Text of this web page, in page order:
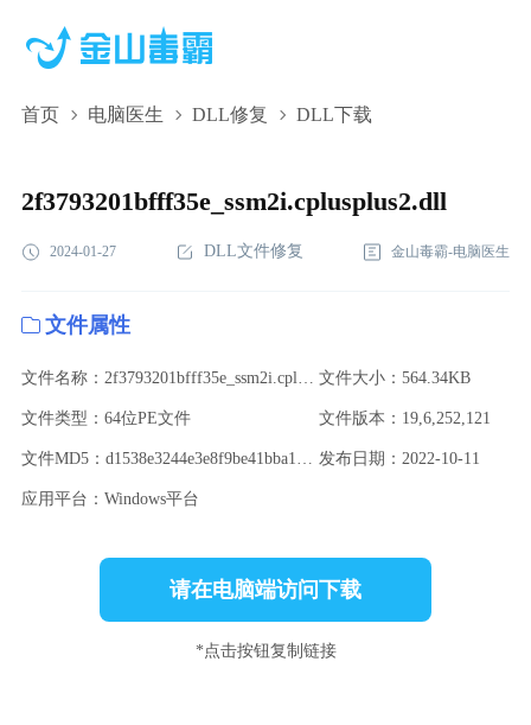
首页 电脑医生 DLL修复 DLL下载
2f3793201bfff35e_ssm2i.cplusplus2.dll
2024-01-27 DLL文件修复 金山毒霸-电脑医生
文件属性
文件名称：2f3793201bfff35e_ssm2i.cplusplus2.dll 文件大小：564.34KB
文件类型：64位PE文件 文件版本：19,6,252,121
文件MD5：d1538e3244e3e8f9be41bba1059e650f 发布日期：2022-10-11
应用平台：Windows平台
请在电脑端访问下载
*点击按钮复制链接